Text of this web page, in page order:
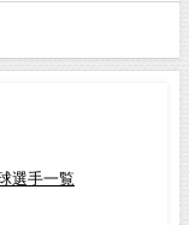
選手一覧